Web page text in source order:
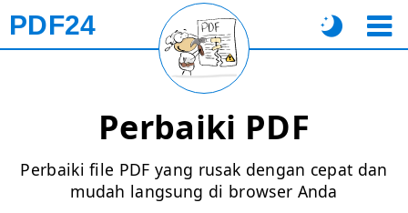
PDF24
Perbaiki PDF
Perbaiki file PDF yang rusak dengan cepat dan
mudah langsung di browser Anda